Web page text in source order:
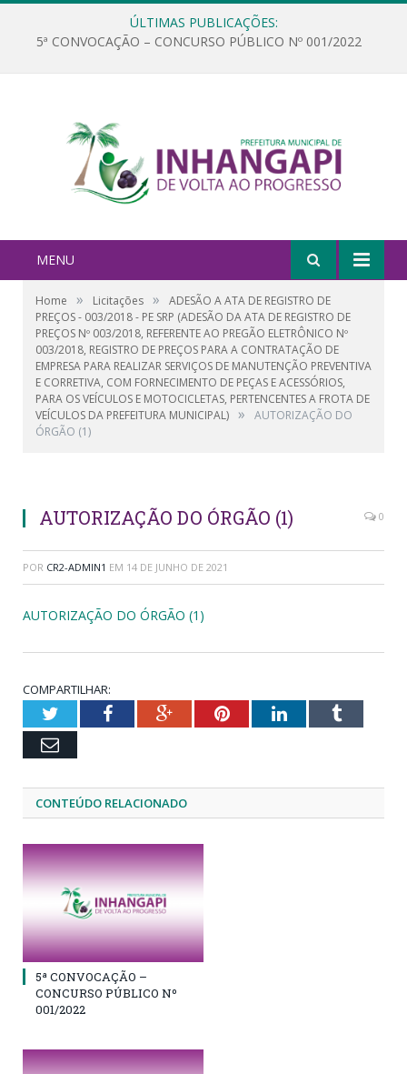
ÚLTIMAS PUBLICAÇÕES:
5ª CONVOCAÇÃO – CONCURSO PÚBLICO Nº 001/2022
MENU
Home » Licitações »
ADESÃO A ATA DE REGISTRO DE
PREÇOS - 003/2018 - PE SRP (ADESÃO DA ATA DE REGISTRO DE
PREÇOS Nº 003/2018, REFERENTE AO PREGÃO ELETRÔNICO Nº
003/2018, REGISTRO DE PREÇOS PARA A CONTRATAÇÃO DE
EMPRESA PARA REALIZAR SERVIÇOS DE MANUTENÇÃO PREVENTIVA
E CORRETIVA, COM FORNECIMENTO DE PEÇAS E ACESSÓRIOS,
PARA OS VEÍCULOS E MOTOCICLETAS, PERTENCENTES A FROTA DE
VEÍCULOS DA PREFEITURA MUNICIPAL) »
AUTORIZAÇÃO DO
ÓRGÃO (1)
AUTORIZAÇÃO DO ÓRGÃO (1) 0
POR CR2-ADMIN1 EM 14 DE JUNHO DE 2021
AUTORIZAÇÃO DO ÓRGÃO (1)
COMPARTILHAR:
TwitterFacebookGoogle+PinterestLinkedInTumblr
Email
CONTEÚDO RELACIONADO
5ª CONVOCAÇÃO –
CONCURSO PÚBLICO Nº
001/2022